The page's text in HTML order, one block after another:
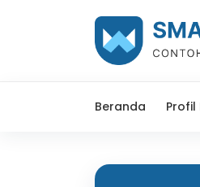
Beranda Profil